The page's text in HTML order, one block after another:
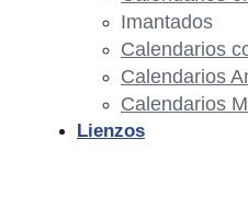
Imantados
Calendarios
Calendarios
Calendarios
Lienzos